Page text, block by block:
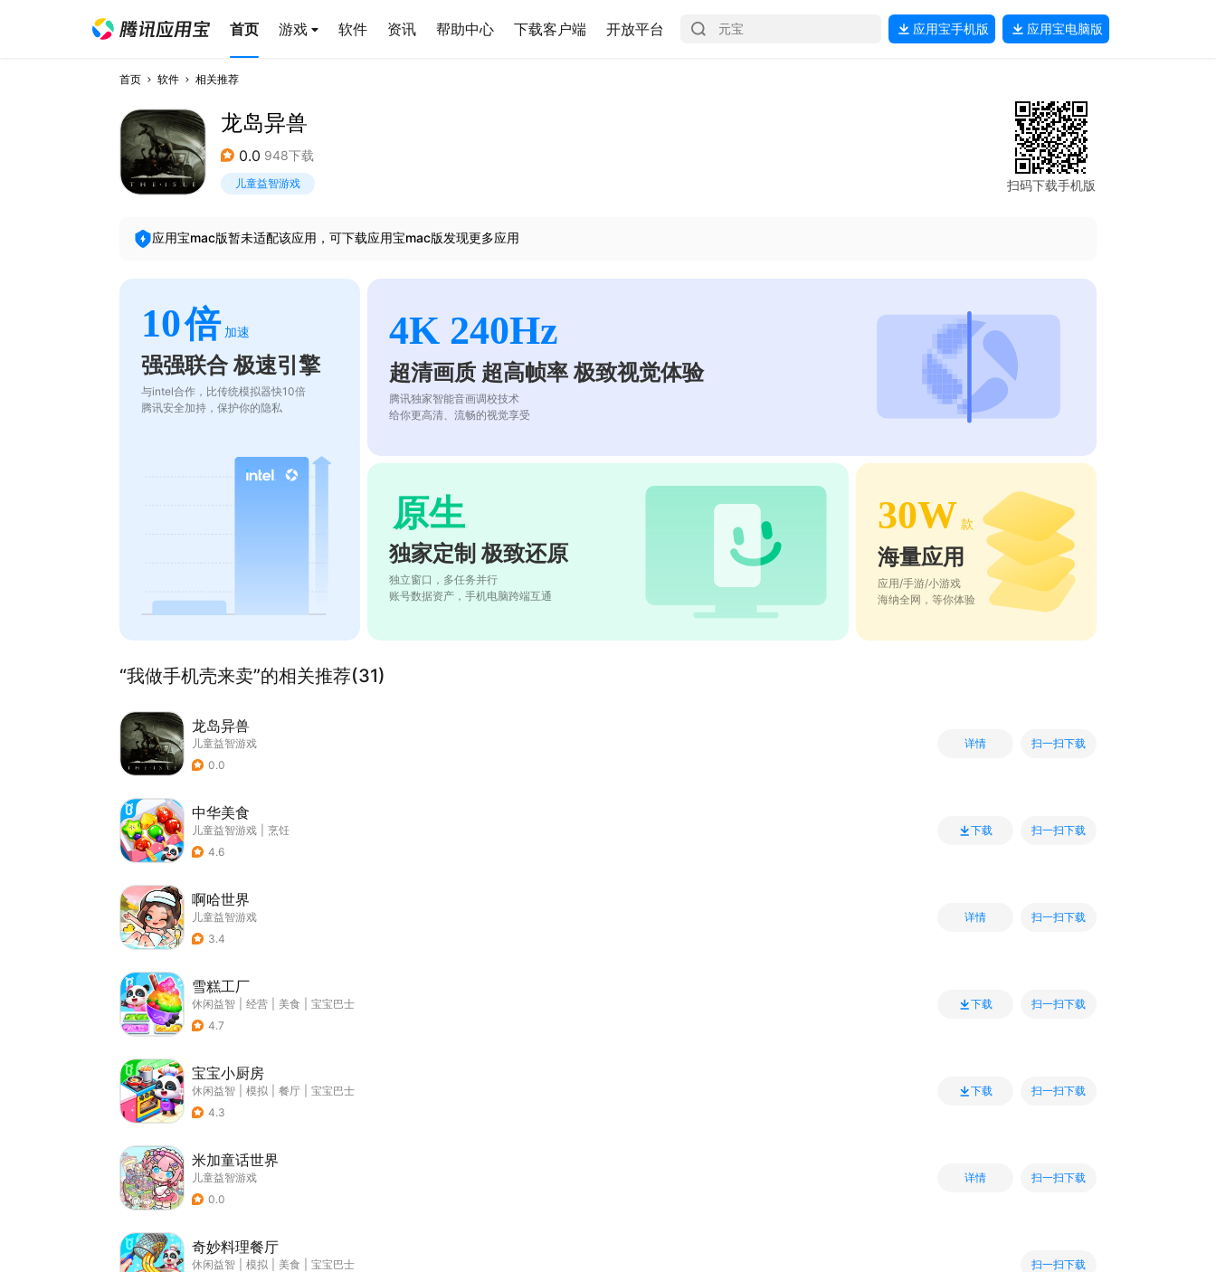
首页 游戏 软件 资讯 帮助中心 下载客户端 开放平台 应用宝手机版 应用宝电脑版
首页 软件 相关推荐
龙岛异兽
0.0 948下载
儿童益智游戏 扫码下载手机版
应用宝mac版暂未适配该应用，可下载应用宝mac版发现更多应用
10倍 加速
强强联合 极速引擎
与intel合作，比传统模拟器快10倍
腾讯安全加持，保护你的隐私
4K 240Hz
超清画质 超高帧率 极致视觉体验
腾讯独家智能音画调校技术
给你更高清、流畅的视觉享受
原生
独家定制 极致还原
独立窗口，多任务并行
账号数据资产，手机电脑跨端互通
30W 款
海量应用
应用/手游/小游戏
海纳全网，等你体验
“我做手机壳来卖”的相关推荐(31)
龙岛异兽
儿童益智游戏
0.0
详情 扫一扫下载
中华美食
儿童益智游戏
烹饪
4.6
下载 扫一扫下载
啊哈世界
儿童益智游戏
3.4
详情 扫一扫下载
雪糕工厂
休闲益智 经营 美食
宝宝巴士
4.7
下载 扫一扫下载
宝宝小厨房
休闲益智 模拟 餐厅
宝宝巴士
4.3
下载 扫一扫下载
米加童话世界
儿童益智游戏
0.0
详情 扫一扫下载
奇妙料理餐厅
休闲益智 模拟 美食
宝宝巴士
扫一扫下载